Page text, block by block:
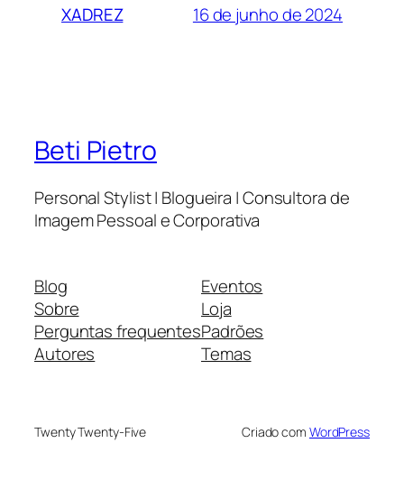
XADREZ 16 de junho de 2024
Beti Pietro
Personal Stylist | Blogueira | Consultora de
Imagem Pessoal e Corporativa
Blog
Sobre
Perguntas frequentes
Autores
Eventos
Loja
Padrões
Temas
Twenty Twenty-Five Criado com WordPress